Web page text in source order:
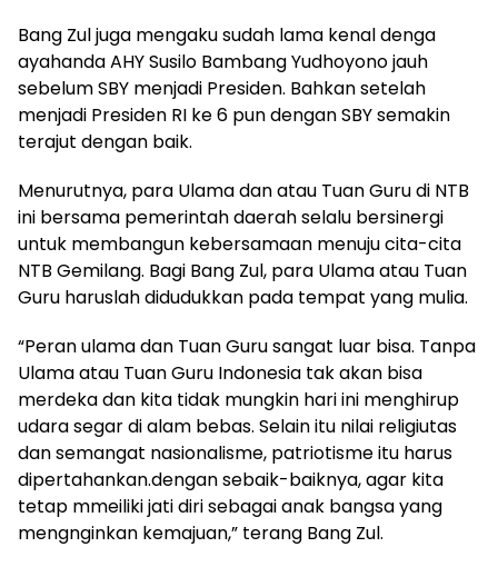
Bang Zul juga mengaku sudah lama kenal denga
ayahanda AHY Susilo Bambang Yudhoyono jauh
sebelum SBY menjadi Presiden. Bahkan setelah
menjadi Presiden RI ke 6 pun dengan SBY semakin
terajut dengan baik.
Menurutnya, para Ulama dan atau Tuan Guru di NTB
ini bersama pemerintah daerah selalu bersinergi
untuk membangun kebersamaan menuju cita-cita
NTB Gemilang. Bagi Bang Zul, para Ulama atau Tuan
Guru haruslah didudukkan pada tempat yang mulia.
“Peran ulama dan Tuan Guru sangat luar bisa. Tanpa
Ulama atau Tuan Guru Indonesia tak akan bisa
merdeka dan kita tidak mungkin hari ini menghirup
udara segar di alam bebas. Selain itu nilai religiutas
dan semangat nasionalisme, patriotisme itu harus
dipertahankan.dengan sebaik-baiknya, agar kita
tetap mmeiliki jati diri sebagai anak bangsa yang
mengnginkan kemajuan,” terang Bang Zul.